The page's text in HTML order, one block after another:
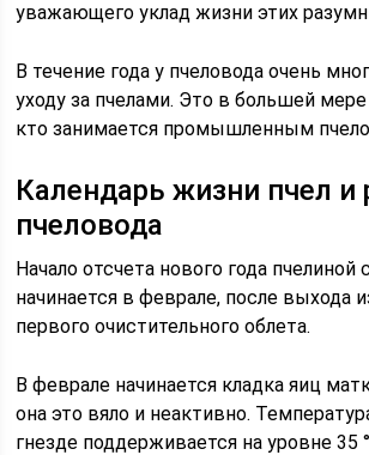
уважающего уклад жизни этих
В течение года у пчеловода очень
уходу за пчелами. Это в большей мере
кто занимается промышленным
Календарь жизни пчел и
пчеловода
Начало отсчета нового года пчелиной
начинается в феврале, после выхода
первого очистительного облета.
В феврале начинается кладка яиц
она это вяло и неактивно.
гнезде поддерживается на уровне 35